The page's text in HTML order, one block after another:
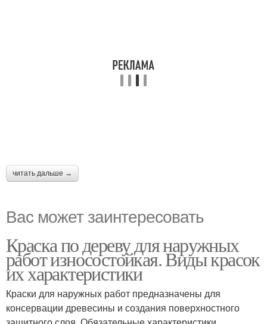
читать дальше →
Вас может заинтересовать
Краска по дереву для наружных
работ износостойкая. Виды красок
их характеристики
Краски для наружных работ предназначены для
консервации древесины и создания поверхностного